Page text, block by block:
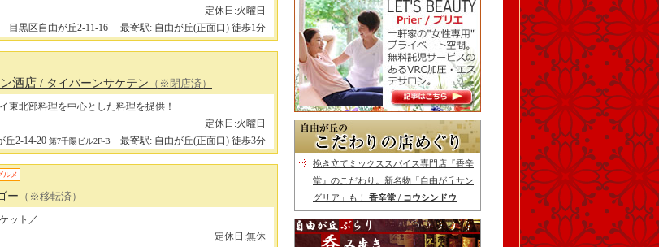
定休日:火曜日
目黒区自由が丘2-11-16
最寄駅: 自由が丘(正面口) 徒歩1分
酒店 / タイバーンサケテン （※閉店済）
東北部料理を中心とした料理を提供！
定休日:火曜日
丘2-14-20 第7千陽ビル2F-B 最寄駅: 自由が丘(正面口) 徒歩3分
ルメ
ー （※移転済）
ット／
定休日:無休
挽き立てミックススパイス専門店『香辛
堂』のこだわり。新名物「自由が丘サン
グリア」も！ 香辛堂 / コウシンドウ